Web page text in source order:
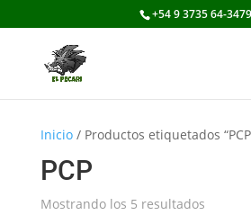
+54 9 3735 64-3479
Inicio/ Productos etiquetados
PCP
Mostrando los 5 resultados